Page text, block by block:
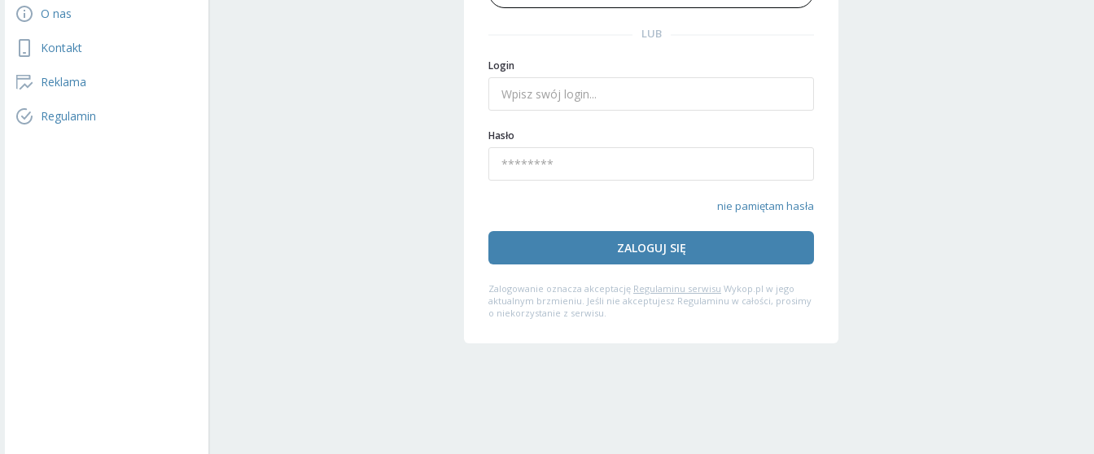
O nas
Kontakt
Reklama
Regulamin
LUB
Login
Hasło
nie pamiętam hasła
ZALOGUJ SIĘ
Zalogowanie oznacza akceptację Regulaminu serwisu Wykop.pl w jego
aktualnym brzmieniu. Jeśli nie akceptujesz Regulaminu w całości, prosimy
o niekorzystanie z serwisu.